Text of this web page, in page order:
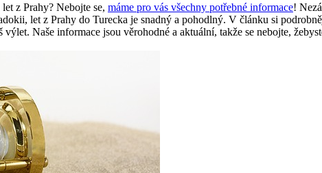
z Prahy? Nebojte se, máme pro vás všechny potřebné informace!
let z Prahy do Turecka je snadný a pohodlný. V článku si
Naše informace jsou věrohodné a aktuální, takže se nebojte,